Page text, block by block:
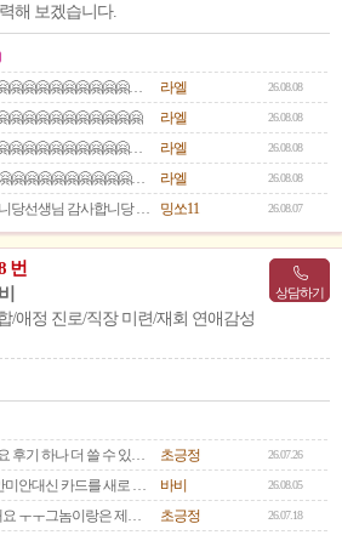
해 보겠습니다.
감사합니다 🤗🤗🤗🤗🤗🤗🤗🤗🤗🤗🤗🤗🤗🤗🤗🤗🤗🤗🤗🤗🤗
라엘 26.08.08
라엘 26.08.08
감사합니다 🤗🤗🤗🤗🤗🤗🤗🤗🤗🤗🤗🤗🤗🤗🤗🤗🤗🤗🤗🤗 라엘 26.08.08
🤗🤗🤗🤗🤗🤗🤗 감사합니다 🤗🤗🤗🤗🤗🤗🤗🤗🤗🤗🤗🤗🤗 라엘 26.08.08
감사합니당 감사합니당 감사합니당선생님 감사합니당 감사합니당 감사합니다 또보러올게요 감사합니다 밍쏘11 26.08.07
번
/애정 진로/직장 미련/재회 연애감성
상담하기
선생님~~어제도 긴상담감사해요 후기 하나 더 쓸 수 있는데 그건 보고용으로일단 나둘게요 ㅎㅎ선생님 ㅠ 어제 본것 정리하면 다른 인간들 본 것 까지남들이 다 볼 수 있는 후기에 써버리면 너무디테일하고그 웬수만 여쭤보면 여전히 점점 나아지는 쪽으로흐른다고 생각하면 맞지요? ㅠㅠ샘이 예전이랑은 다르게 말투가 약간 부정도 섞여있었나( 혼자 또 상상의 나래 ㅠ) 또 이생각저생각해서요 ㅠㅠ선생님 날씨 너무 더워요❤️ 항상 건강 유의하세요웬수는 시간되실때 답글 한줄만 부탁드려요옹🙏
초긍정 26.07.26
해 그렇지 좀 잘하자 맘먹었다 나오네~~~쭉 그맘이 가면 얼마나 좋을고 바비 26.08.05
샘 빠르게 답 달아주셔서 감사해요 ㅜㅜ그놈이랑은 제가 오늘 아침에 약이랑 가지러간다고 들렸거든요있길래 이야기를 좀 했는데 그럭저럭 이야기가 되었어요머 그렇다고 샘이랑 저랑 이미 알다시피 마냥 호의적이지는 않았지만 그래도 평소처럼 완전 벽같이 그런 상황은 아니였어요 재수없지만 제가 조곤조곤 이야기하니깐 재수없게 지도 사과는 하데요( 근데 사과가 사과가 아닌 듣는 사람 기분나쁜 말투 아시죠?)ㅋㅋ이야기가 그래도 조금 통했다는게 어디에요 ㅠㅠ샘이랑 상담하면서 계속 동태를 살펴야겠어요일단 이것도 샘 카드대로 된네요 그죠? 흑흑앞으로도 점점 나아질꺼라고 계속 믿을게요 샘샘 그리고 이건 진짜 너무 과한 걱정일 수 있는데요즘 유투브에도 그런게하도 마니 올라와서 저 동영상 찍혔거나 그렇지는 않겠져?유투브보면 술집진상녀 머 이런거 마니올라오잖아요 진짜 돈쓰고 걱정을 사서하고멘탈 빠지직이에요 ㅠㅠ ㅋㅋㅋㅋㅋㅋㅋ 초긍정 26.07.18